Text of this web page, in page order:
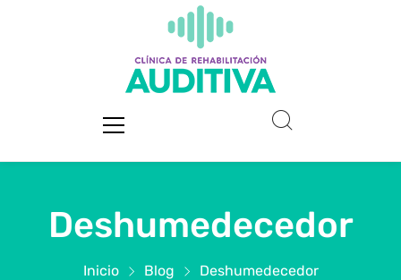
Deshumedecedor
Inicio Blog Deshumedecedor